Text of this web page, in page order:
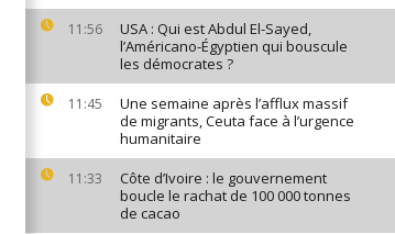
11:56
USA : Qui est Abdul El-Sayed,
l’Américano-Égyptien qui bouscule
les démocrates ?
11:45
Une semaine après l’afflux massif
de migrants, Ceuta face à l’urgence
humanitaire
11:33
Côte d’Ivoire : le gouvernement
boucle le rachat de 100 000 tonnes
de cacao